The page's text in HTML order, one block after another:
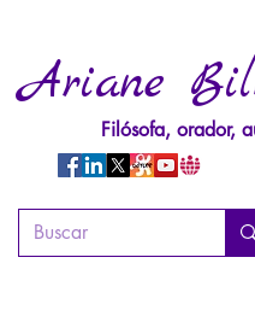
Ariane
Filósofa, orador,